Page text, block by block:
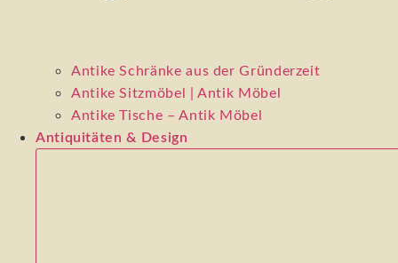
Antike Schränke aus der Gründerzeit
Antike Sitzmöbel | Antik Möbel
Antike Tische – Antik Möbel
Antiquitäten & Design